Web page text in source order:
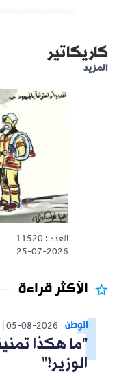
كاريكاتير
المزيد
العدد : 11520
25-07-2026
الأكثر قراءة
الوطن 05-08-2026
"ما هكذا
الوزير!"